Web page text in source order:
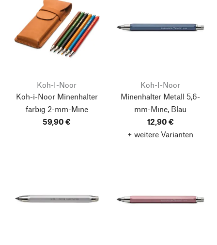
Koh-I-Noor
Koh-i-Noor Minenhalter
farbig 2-mm-Mine
59,90 €
Koh-I-Noor
Minenhalter Metall 5,6-
mm-Mine, Blau
12,90 €
+ weitere Varianten